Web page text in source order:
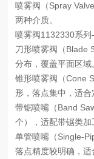
喷雾阀（Spray
两种介质。
喷雾阀1132330系
刀形喷雾阀（Blade
分布，覆盖平面区域
锥形喷雾阀（Cone
形，落点集中，适合
带锯喷嘴（Band
个），适配带锯类加
单管喷嘴（Single-
落点精度较明确，适